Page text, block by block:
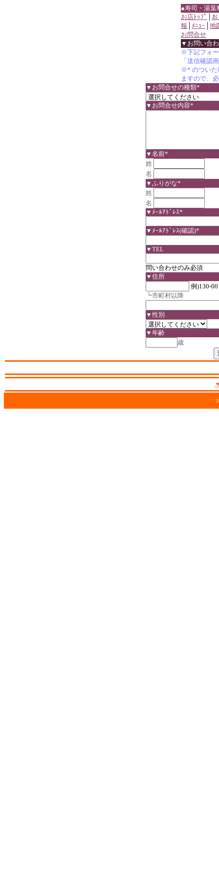
●寿司・湯
お店ﾄｯﾌﾟ
報
ﾒﾆｭｰ
地
お問合せ
▼お問い合
※下記フォ
「送信確認
※* のついた
ますので、
▼お問合せの種類*
▼お問合せ内容*
▼名前*
姓
名
▼ふりがな*
姓
名
▼ﾒｰﾙｱﾄﾞﾚｽ*
▼ﾒｰﾙｱﾄﾞﾚｽ(確認)*
▼TEL
問い合わせのみ必須
▼住所
例)130-
┗市町村以降
▼性別
▼年齢
歳